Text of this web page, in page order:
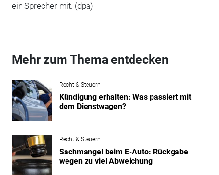
ein Sprecher mit. (dpa)
Mehr zum Thema entdecken
Recht & Steuern
Kündigung erhalten: Was passiert mit
dem Dienstwagen?
Recht & Steuern
Sachmangel beim E-Auto: Rückgabe
wegen zu viel Abweichung